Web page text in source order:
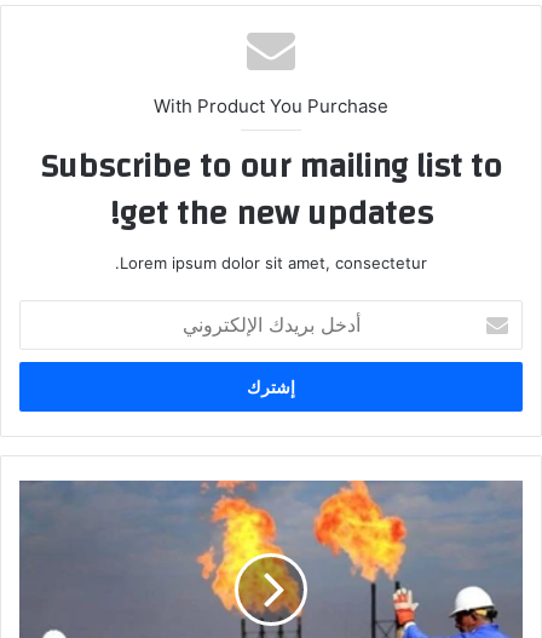
With Product You Purchase
Subscribe to our mailing list to
get the new updates!
Lorem ipsum dolor sit amet, consectetur.
بريدك
الإلكتروني
البصرة
خسائر
اسبوعية